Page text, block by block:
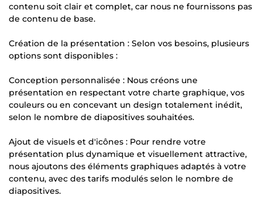
contenu soit clair et complet, car nous ne fournissons pas
de contenu de base.
Création de la présentation : Selon vos besoins, plusieurs
options sont disponibles :
Conception personnalisée : Nous créons une
présentation en respectant votre charte graphique, vos
couleurs ou en concevant un design totalement inédit,
selon le nombre de diapositives souhaitées.
Ajout de visuels et d'icônes : Pour rendre votre
présentation plus dynamique et visuellement attractive,
nous ajoutons des éléments graphiques adaptés à votre
contenu, avec des tarifs modulés selon le nombre de
diapositives.